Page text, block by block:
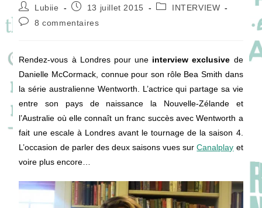
Auteur/autrice
de
la
Lubiie
Publication
13 juillet 2015
PostINTERVIEW
Commentaires
8 commentaires
Rendez-vous à Londres pour une interview exclusive de
Danielle McCormack, connue pour son rôle Bea Smith dans
la série australienne Wentworth. L’actrice qui partage sa vie
entre son pays de naissance la Nouvelle-Zélande et
l’Australie où elle connaît un franc succès avec Wentworth a
fait une escale à Londres avant le tournage de la saison 4.
L’occasion de parler des deux saisons vues surCanalplay et
voire plus encore…